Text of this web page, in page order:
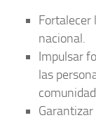
Fortalecer
nacional.
Impulsar
las